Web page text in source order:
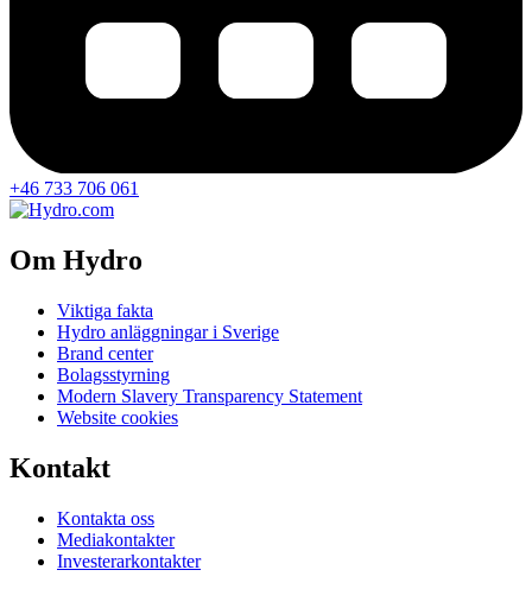
+46 733 706 061
Om Hydro
Viktiga fakta
Hydro anläggningar i Sverige
Brand center
Bolagsstyrning
Modern Slavery Transparency Statement
Website cookies
Kontakt
Kontakta oss
Mediakontakter
Investerarkontakter